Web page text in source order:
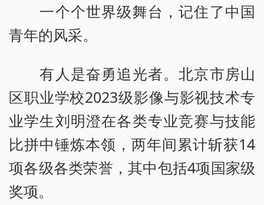
一个个世界级舞台，记住了中国
青年的风采。
有人是奋勇追光者。北京市房山
区职业学校2023级影像与影视技术专
业学生刘明澄在各类专业竞赛与技能
比拼中锤炼本领，两年间累计斩获14
项各级各类荣誉，其中包括4项国家级
奖项。